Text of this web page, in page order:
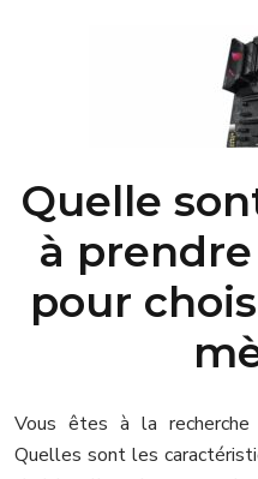
Quelle
à
pour
Vous êtes à la
Quelles sont les